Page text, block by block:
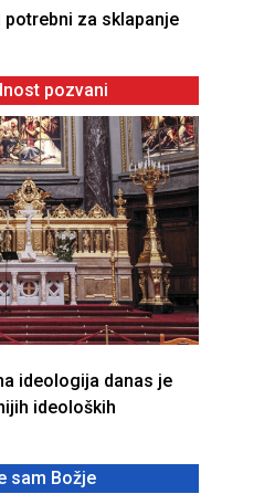
potrebni za sklapanje
pozvani
ideologija danas je
ideoloških
sam Božje